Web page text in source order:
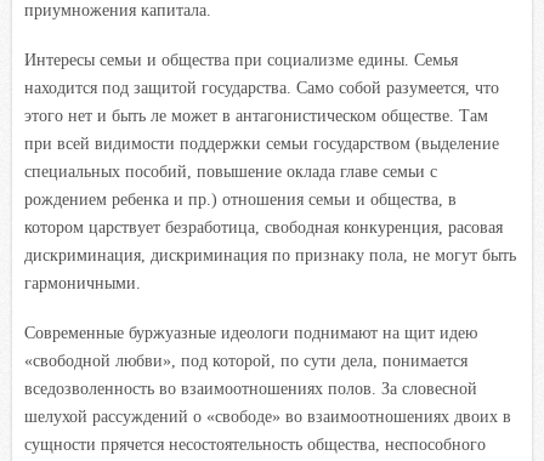
приумножения капитала.
Интересы семьи и общества при социализме едины. Семья
находится под защитой государства. Само собой разумеется, что
этого нет и быть ле может в антагонистическом обществе. Там
при всей видимости поддержки семьи государством (выделение
специальных пособий, повышение оклада главе семьи с
рождением ребенка и пр.) отношения семьи и общества, в
котором царствует безработица, свободная конкуренция, расовая
дискриминация, дискриминация по признаку пола, не могут быть
гармоничными.
Современные буржуазные идеологи поднимают на щит идею
«свободной любви», под которой, по сути дела, понимается
вседозволенность во взаимоотношениях полов. За словесной
шелухой рассуждений о «свободе» во взаимоотношениях двоих в
сущности прячется несостоятельность общества, неспособного